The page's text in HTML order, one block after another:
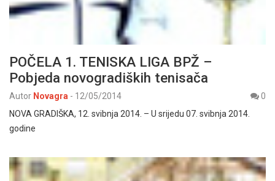
POČELA 1. TENISKA LIGA BPŽ –
Pobjeda novogradiških tenisača
Autor Novagra - 12/05/2014
0
NOVA GRADIŠKA, 12. svibnja 2014. – U srijedu 07. svibnja 2014.
godine